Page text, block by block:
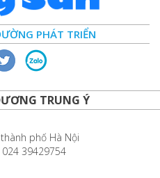
PHÁT TRIỂN
TRUNG Ý
phố Hà Nội
39429754